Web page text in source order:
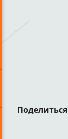
Поделиться